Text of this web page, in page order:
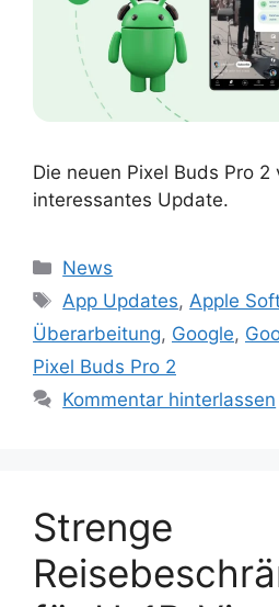
Die neuen Pixel Buds Pro
interessantes Update.
Kategorien
News
Schlagwörter
App Updates,Apple
Überarbeitung, Google,
Pixel Buds Pro 2
Kommentar hinterlassen
Strenge